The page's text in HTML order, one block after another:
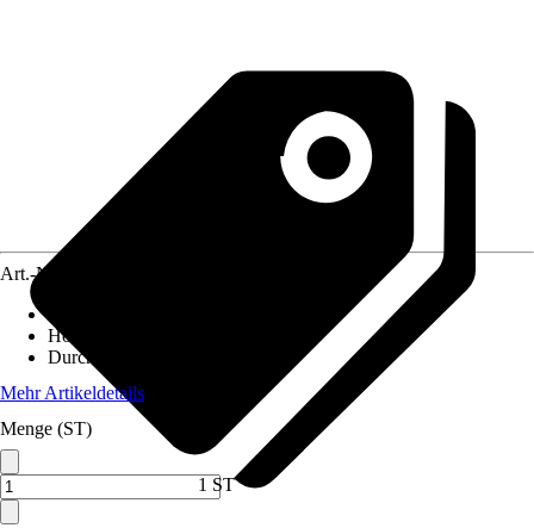
Art.-Nr.
Höhe
Durchmesser
Mehr Artikeldetails
Menge (ST)
1 ST